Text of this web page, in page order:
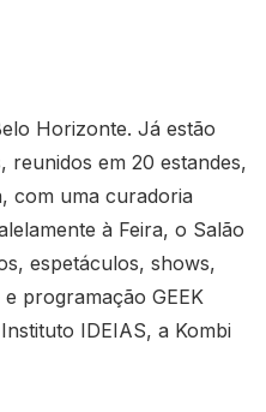
Horizonte. Já estão
reunidos em 20 estandes,
com uma curadoria
à Feira, o Salão
espetáculos, shows,
programação GEEK
IDEIAS, a Kombi